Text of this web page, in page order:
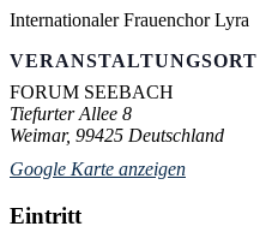
Internationaler Frauenchor Lyra
VERANSTALTUNGSORT
FORUM SEEBACH
Tiefurter Allee 8
Weimar, 99425 Deutschland
Google Karte anzeigen
Eintritt